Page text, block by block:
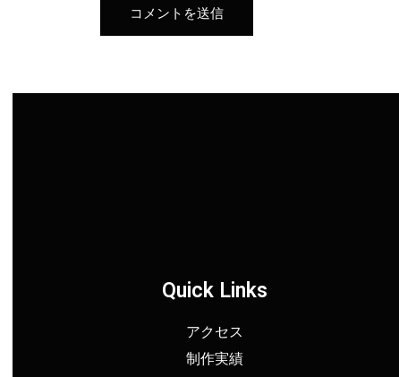
Quick Links
アクセス
制作実績